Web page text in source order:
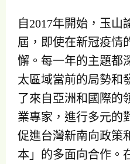
自2017年開始，玉山
屆，即使在新冠疫情
懈。每一年的主題都
太區域當前的局勢和
了來自亞洲和國際的
業專家，進行多元的
促進台灣新南向政策
本」的多面向合作。